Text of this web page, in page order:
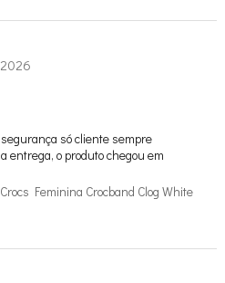
só cliente sempre
entrega, o produto chegou em
Feminina Crocband Clog White